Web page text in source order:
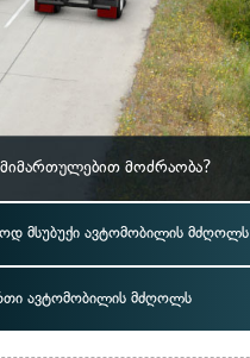
მოძრაობა?
მსუბუქი ავტომობილის მძღოლს
ავტომობილის მძღოლს